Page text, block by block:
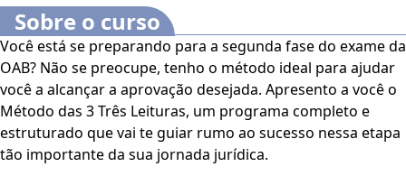
Sobre o curso
Você está se preparando para a segunda fase do exame da
OAB? Não se preocupe, tenho o método ideal para ajudar
você a alcançar a aprovação desejada. Apresento a você o
Método das 3 Três Leituras, um programa completo e
estruturado que vai te guiar rumo ao sucesso nessa etapa
tão importante da sua jornada jurídica.